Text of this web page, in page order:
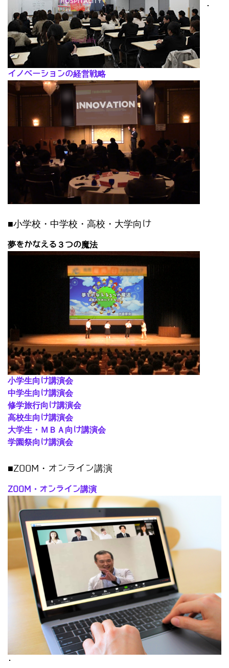
･
イノベーションの経営戦略
■小学校・中学校・高校・大学向け
夢をかなえる３つの魔法
小学生向け講演会
中学生向け講演会
修学旅行向け講演会
高校生向け講演会
大学生・ＭＢＡ向け講演会
学園祭向け講演会
■ZOOM・オンライン講演
ZOOM・オンライン講演
･